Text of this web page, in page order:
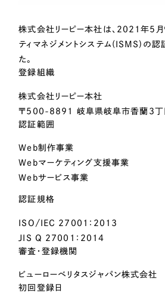
選ばれる理由
サービス
Service
サービス紹介
一過性の広告に頼らず、
を残す資産型DX支援をご提供します
Webサイト制作
コーポレートサイト制作
ブランドサイト制作
制作実績
すべて （624件）
求人・採用サイト
ECサイト（オンラインショップ）
ポータルサイト・メディアサイト
LP（ランディングページ）
株式会社リーピー本社は、2021年5月
ティマネジメントシステム(ISMS)の認
た。
登録組織
株式会社リーピー本社
〒500-8891 岐阜県岐阜市香蘭3丁
認証範囲
Web制作事業
Webマーケティング支援事業
Webサービス事業
認証規格
ISO/IEC 27001：2013
JIS Q 27001：2014
審査・登録機関
ビューローベリタスジャパン株式会社
初回登録日